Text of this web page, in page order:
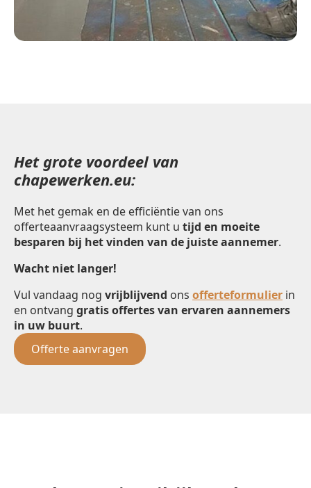
Het grote voordeel van
chapewerken.eu:
Met het gemak en de efficiëntie van ons
offerteaanvraagsysteem kunt u tijd en moeite
besparen bij het vinden van de juiste aannemer.
Wacht niet langer!
Vul vandaag nog vrijblijvend ons offerteformulier in
en ontvang gratis offertes van ervaren aannemers
in uw buurt.
Offerte aanvragen